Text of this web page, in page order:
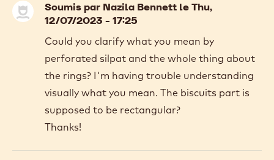
Soumis par Nazila Bennett le Thu,
12/07/2023 - 17:25
Could you clarify what you mean by
perforated silpat and the whole thing about
the rings? I'm having trouble understanding
visually what you mean. The biscuits part is
supposed to be rectangular?
Thanks!